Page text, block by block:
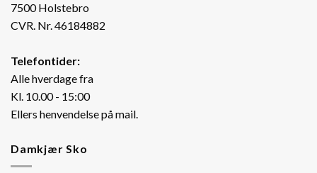
7500 Holstebro
CVR. Nr. 46184882
Telefontider:
Alle hverdage fra
Kl. 10.00 - 15:00
Ellers henvendelse på mail.
Damkjær Sko